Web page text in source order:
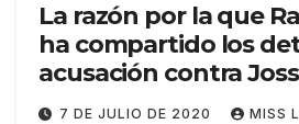
La razón por la que
ha compartido los
acusación contra
7 DE JULIO DE 2020 MISS